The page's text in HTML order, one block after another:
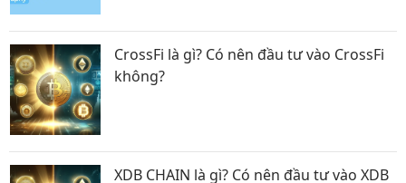
CrossFi là gì? Có nên đầu tư vào CrossFi
không?
XDB CHAIN là gì? Có nên đầu tư vào XDB